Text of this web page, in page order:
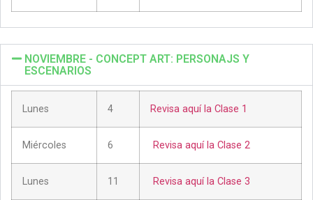
NOVIEMBRE - CONCEPT ART: PERSONAJS Y
ESCENARIOS
Lunes 4 Revisa aquí la Clase 1
Miércoles 6 Revisa aquí la Clase 2
Lunes 11 Revisa aquí la Clase 3